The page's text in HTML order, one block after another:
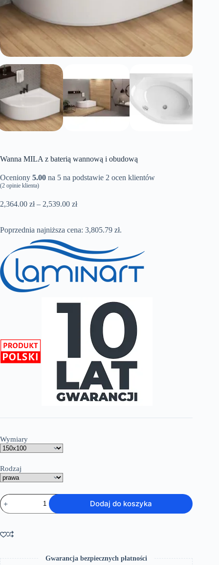
Wanna MILA z baterią wannową i obudową
Oceniony 5.00 na 5 na podstawie 2 ocen klientów
(2 opinie klienta)
2,364.00 zł – 2,539.00 złZakres
2,364.00 zł
2,539.00 zł
Poprzednia najniższa cena: 3,805.79 zł.
Wymiary
Rodzaj
ilość
Wanna
MILA
baterią
wannową
Dodaj do koszyka
Gwarancja bezpiecznych płatności